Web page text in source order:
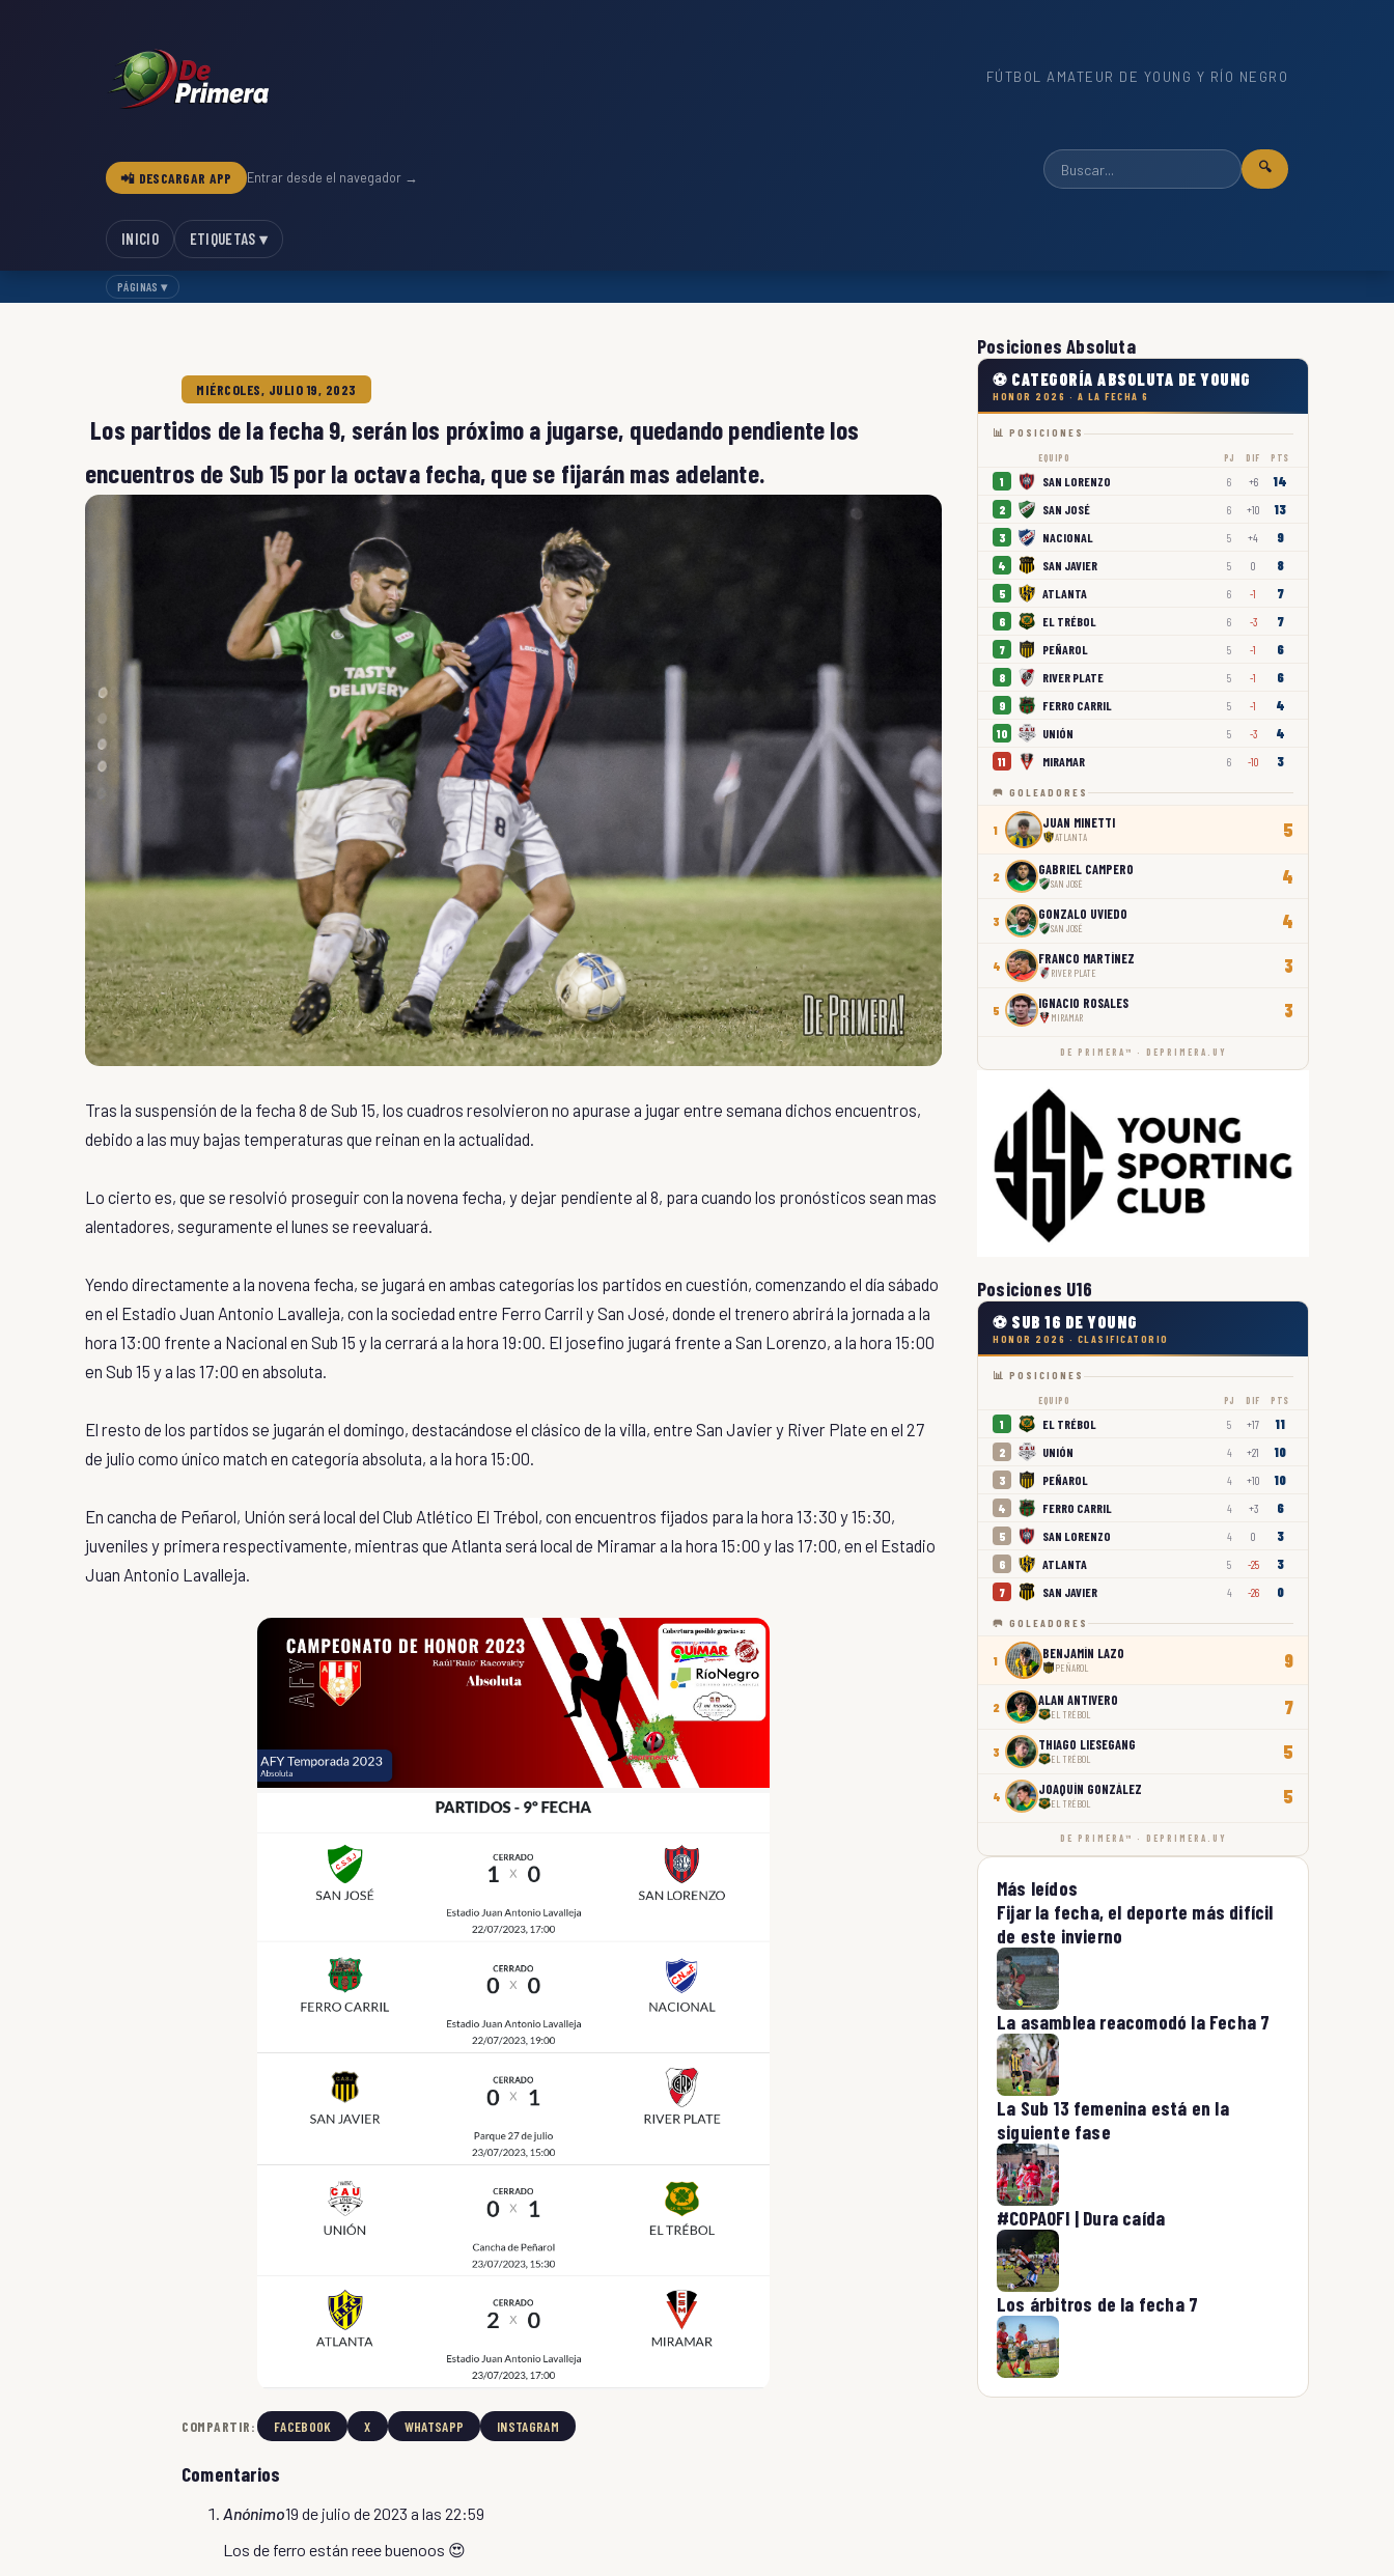
FÚTBOL AMATEUR DE YOUNG Y RÍO NEGRO
📲 DESCARGAR APP Entrar desde el navegador →
🔍
INICIO ETIQUETAS ▾
PÁGINAS ▾
MIÉRCOLES, JULIO 19, 2023
Los partidos de la fecha 9, serán los próximo a jugarse, quedando pendiente los
encuentros de Sub 15 por la octava fecha, que se fijarán mas adelante.
Tras la suspensión de la fecha 8 de Sub 15, los cuadros resolvieron no apurase a jugar entre semana dichos encuentros,
debido a las muy bajas temperaturas que reinan en la actualidad.
Lo cierto es, que se resolvió proseguir con la novena fecha, y dejar pendiente al 8, para cuando los pronósticos sean mas
alentadores, seguramente el lunes se reevaluará.
Yendo directamente a la novena fecha, se jugará en ambas categorías los partidos en cuestión, comenzando el día sábado
en el Estadio Juan Antonio Lavalleja, con la sociedad entre Ferro Carril y San José, donde el trenero abrirá la jornada a la
hora 13:00 frente a Nacional en Sub 15 y la cerrará a la hora 19:00. El josefino jugará frente a San Lorenzo, a la hora 15:00
en Sub 15 y a las 17:00 en absoluta.
El resto de los partidos se jugarán el domingo, destacándose el clásico de la villa, entre San Javier y River Plate en el 27
de julio como único match en categoría absoluta, a la hora 15:00.
En cancha de Peñarol, Unión será local del Club Atlético El Trébol, con encuentros fijados para la hora 13:30 y 15:30,
juveniles y primera respectivamente, mientras que Atlanta será local de Miramar a la hora 15:00 y las 17:00, en el Estadio
Juan Antonio Lavalleja.
COMPARTIR: FACEBOOK X WHATSAPP INSTAGRAM
Comentarios
Anónimo19 de julio de 2023 a las 22:59
Los de ferro están reee buenoos 😍
Posiciones Absoluta
⚽ CATEGORÍA ABSOLUTA DE YOUNG
HONOR 2026 · A LA FECHA 6
📊 POSICIONES
EQUIPO PJ DIF PTS
1 SAN LORENZO 6 +6 14
2 SAN JOSÉ 6 +10 13
3 NACIONAL 5 +4 9
4 SAN JAVIER 5 0 8
5 ATLANTA 6 -1 7
6 EL TRÉBOL 6 -3 7
7 PEÑAROL 5 -1 6
8 RIVER PLATE 5 -1 6
9 FERRO CARRIL 5 -1 4
10 UNIÓN 5 -3 4
11 MIRAMAR 6 -10 3
🥅 GOLEADORES
1 JUAN MINETTI
ATLANTA 5
2 GABRIEL CAMPERO
SAN JOSÉ 4
3 GONZALO UVIEDO
SAN JOSÉ 4
4 FRANCO MARTÍNEZ
RIVER PLATE 3
5 IGNACIO ROSALES
MIRAMAR 3
DE PRIMERA™ · DEPRIMERA.UY
Posiciones U16
⚽ SUB 16 DE YOUNG
HONOR 2026 · CLASIFICATORIO
📊 POSICIONES
EQUIPO PJ DIF PTS
1 EL TRÉBOL 5 +17 11
2 UNIÓN 4 +21 10
3 PEÑAROL 4 +10 10
4 FERRO CARRIL 4 +3 6
5 SAN LORENZO 4 0 3
6 ATLANTA 5 -25 3
7 SAN JAVIER 4 -26 0
🥅 GOLEADORES
1 BENJAMÍN LAZO
PEÑAROL 9
2 ALAN ANTIVERO
EL TRÉBOL 7
3 THIAGO LIESEGANG
EL TRÉBOL 5
4 JOAQUÍN GONZÁLEZ
EL TRÉBOL 5
DE PRIMERA™ · DEPRIMERA.UY
Más leídos
Fijar la fecha, el deporte más difícil
de este invierno
La asamblea reacomodó la Fecha 7
La Sub 13 femenina está en la
siguiente fase
#COPAOFI | Dura caída
Los árbitros de la fecha 7